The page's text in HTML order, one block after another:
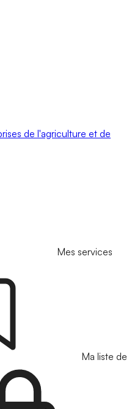
de l'agriculture et de
Mes services
Ma liste de